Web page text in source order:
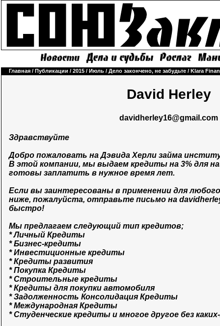
Главная / Публикации / 2015 / Июль / Дело закончено, не забудьте / Klara
David Herley
davidherley16@gmail.com
Здравствуйте
Добро пожаловать на Дэвида Херли займа
В этой компании, мы выдаем кредиты на 3% для
готовы заплатить в нужное время лет.
Если вы заинтересованы в применении для
ниже, пожалуйста, отправьте письмо на
быстро!
Мы предлагаем следующий тип кредитов;
* Личный Кредиты
* Бизнес-кредиты
* Инвестиционные кредиты
* Кредиты развития
* Покупка Кредиты
* Строительные кредиты
* Кредиты для покупки автомобиля
* Задолженность Консолидация Кредиты
* Международная Кредиты
* Студенческие кредиты и многое другое без